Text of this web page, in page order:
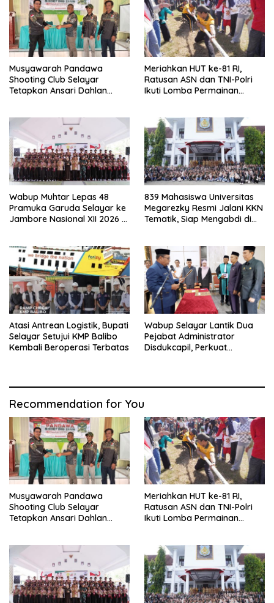
Musyawarah Pandawa
Shooting Club Selayar
Tetapkan Ansari Dahlan
Meriahkan HUT ke-81 RI,
Ratusan ASN dan TNI-Polri
Ikuti Lomba Permainan
Wabup Muhtar Lepas 48
Pramuka Garuda Selayar ke
Jambore Nasional XII 2026 di
839 Mahasiswa Universitas
Megarezky Resmi Jalani KKN
Tematik, Siap Mengabdi di
Atasi Antrean Logistik, Bupati
Selayar Setujui KMP Balibo
Kembali Beroperasi Terbatas
Wabup Selayar Lantik Dua
Pejabat Administrator
Disdukcapil, Perkuat
Recommendation for You
Musyawarah Pandawa
Shooting Club Selayar
Tetapkan Ansari Dahlan
Meriahkan HUT ke-81 RI,
Ratusan ASN dan TNI-Polri
Ikuti Lomba Permainan